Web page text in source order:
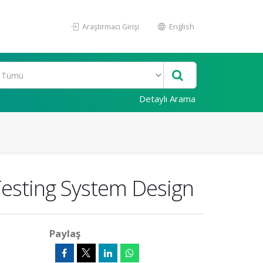
Araştırmacı Girişi English
Detaylı Arama
System Design
Paylaş